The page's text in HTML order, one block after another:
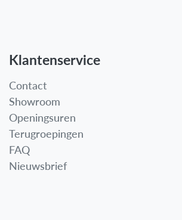
Klantenservice
Contact
Showroom
Openingsuren
Terugroepingen
FAQ
Nieuwsbrief